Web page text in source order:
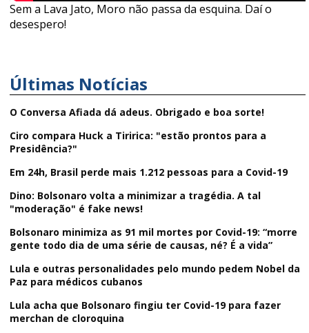
Sem a Lava Jato, Moro não passa da esquina. Daí o
desespero!
Últimas Notícias
O Conversa Afiada dá adeus. Obrigado e boa sorte!
Ciro compara Huck a Tiririca: "estão prontos para a
Presidência?"
Em 24h, Brasil perde mais 1.212 pessoas para a Covid-19
Dino: Bolsonaro volta a minimizar a tragédia. A tal
"moderação" é fake news!
Bolsonaro minimiza as 91 mil mortes por Covid-19: “morre
gente todo dia de uma série de causas, né? É a vida”
Lula e outras personalidades pelo mundo pedem Nobel da
Paz para médicos cubanos
Lula acha que Bolsonaro fingiu ter Covid-19 para fazer
merchan de cloroquina